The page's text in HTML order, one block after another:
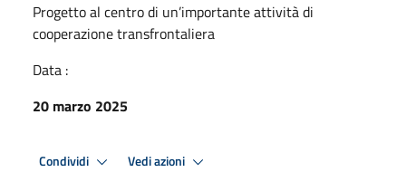
Progetto al centro di un’importante attività di
cooperazione transfrontaliera
Data :
20 marzo 2025
Condividi Vedi azioni